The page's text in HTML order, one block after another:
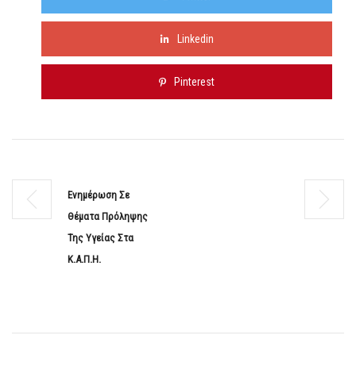
Linkedin
Pinterest
Ενημέρωση Σε
Θέματα Πρόληψης
Της Υγείας Στα
Κ.Α.Π.Η.